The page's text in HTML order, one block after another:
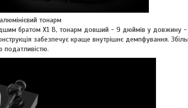
тонарм
братом X1 B, тонарм довший - 9 дюймів у довжину
забезпечує краще внутрішнє демпфування.
податливістю.